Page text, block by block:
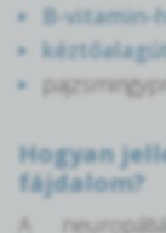
B-vitamin-
Hogyan
fájdalom?
A